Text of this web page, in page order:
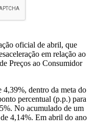
oficial de abril, que
em relação ao
Preços ao Consumidor
4,39%, dentro da meta do
percentual (p.p.) para
No acumulado de um
4,14%. Em abril do ano